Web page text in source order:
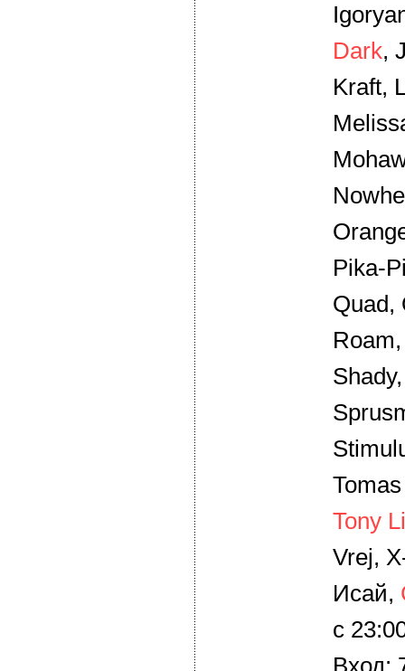
Dark,
Kraft,
Pika-
Quad,
Tony
Vrej,
Исай,
с
Вход: